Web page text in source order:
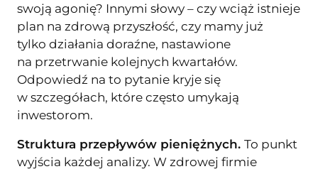
swoją agonię? Innymi słowy – czy wciąż istnieje
plan na zdrową przyszłość, czy mamy już
tylko działania doraźne, nastawione
na przetrwanie kolejnych kwartałów.
Odpowiedź na to pytanie kryje się
w szczegółach, które często umykają
inwestorom.
Struktura przepływów pieniężnych. To punkt
wyjścia każdej analizy. W zdrowej firmie